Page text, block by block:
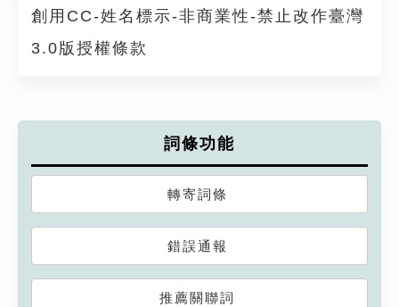
創用CC-姓名標示-非商業性-禁止改作臺灣
3.0版授權條款
詞條功能
轉寄詞條
錯誤通報
推薦關聯詞